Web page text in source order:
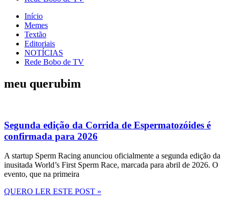
Início
Memes
Textão
Editoriais
NOTÍCIAS
Rede Bobo de TV
meu querubim
Segunda edição da Corrida de Espermatozóides é
confirmada para 2026
A startup Sperm Racing anunciou oficialmente a segunda edição da
inusitada World’s First Sperm Race, marcada para abril de 2026. O
evento, que na primeira
QUERO LER ESTE POST »